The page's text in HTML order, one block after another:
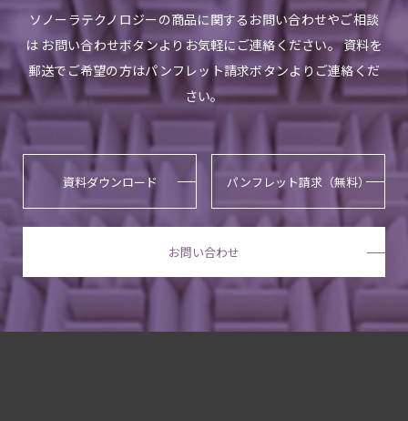
ソノーラテクノロジーの商品に関するお問い合わせやご相談
は お問い合わせボタンよりお気軽にご連絡ください。 資料を
郵送でご希望の方はパンフレット請求ボタンよりご連絡くだ
さい。
資料ダウンロード パンフレット請求（無料）
お問い合わせ